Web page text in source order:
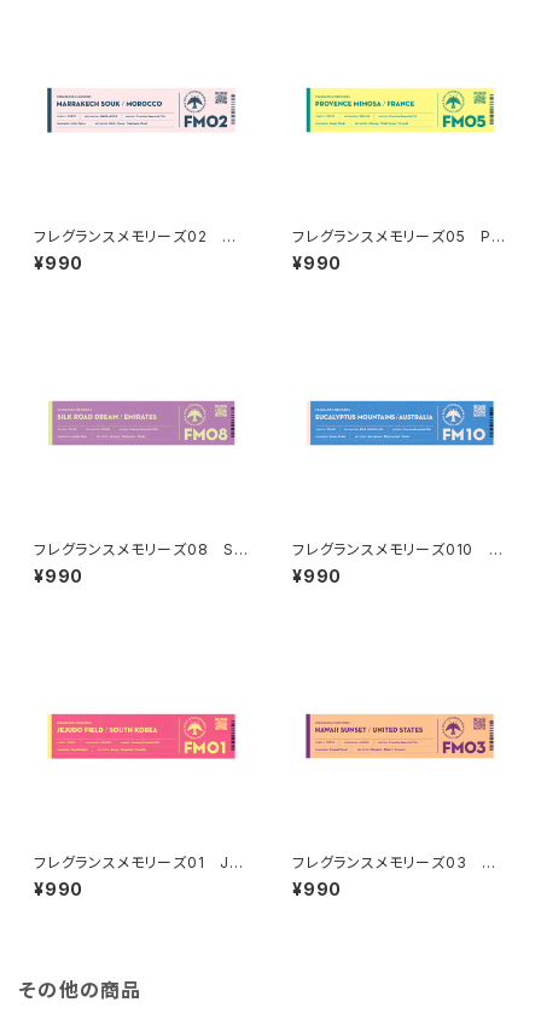
フレグランスメモリーズ02 MA
RRAKECH SOUK
¥990
フレグランスメモリーズ05 PR
OVENCE MIMOSA
¥990
フレグランスメモリーズ08 SIL
K ROAD DREAM
¥990
フレグランスメモリーズ010 E
UCALYPTUS MOUNTAINS
¥990
フレグランスメモリーズ01 JEJ
UDO FIELD
¥990
フレグランスメモリーズ03 HA
WAII SUNSET
¥990
その他の商品